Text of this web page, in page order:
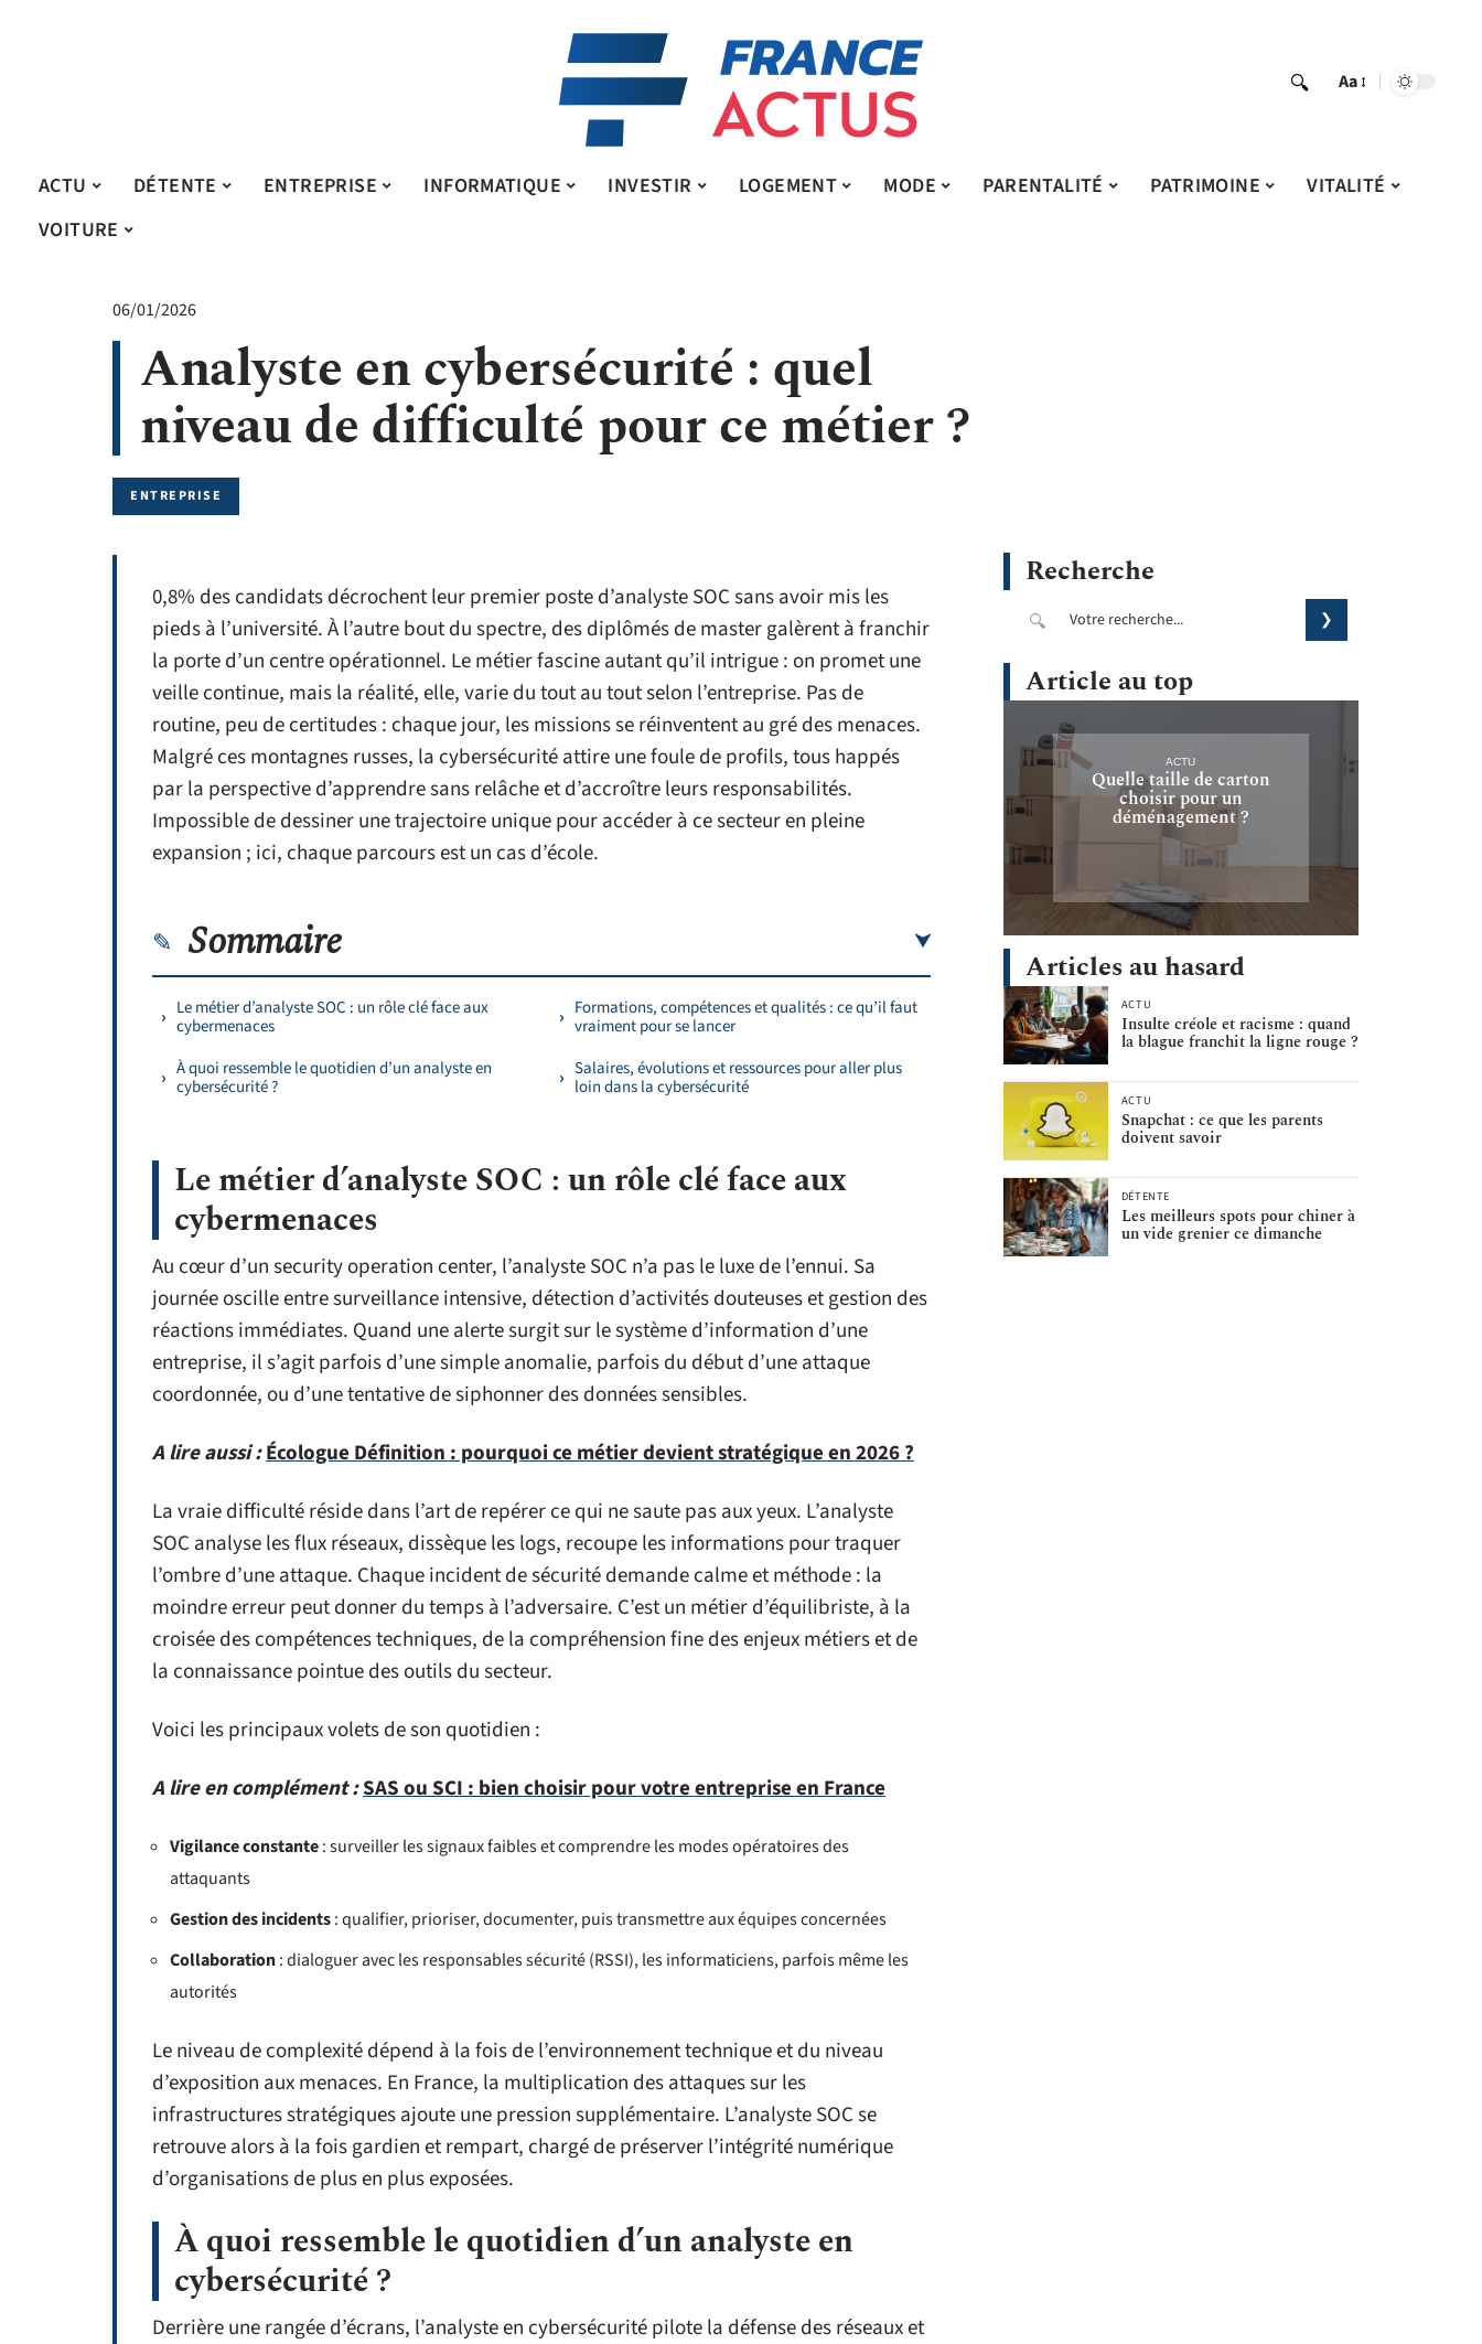
Aa
ACTU DÉTENTE ENTREPRISE INFORMATIQUE INVESTIR LOGEMENT MODE PARENTALITÉ PATRIMOINE
VITALITÉ
VOITURE
06/01/2026
Analyste en cybersécurité : quel
niveau de difficulté pour ce métier ?
ENTREPRISE
0,8% des candidats décrochent leur premier poste d’analyste SOC sans avoir mis les
pieds à l’université. À l’autre bout du spectre, des diplômés de master galèrent à franchir
la porte d’un centre opérationnel. Le métier fascine autant qu’il intrigue : on promet une
veille continue, mais la réalité, elle, varie du tout au tout selon l’entreprise. Pas de
routine, peu de certitudes : chaque jour, les missions se réinventent au gré des menaces.
Malgré ces montagnes russes, la cybersécurité attire une foule de profils, tous happés
par la perspective d’apprendre sans relâche et d’accroître leurs responsabilités.
Impossible de dessiner une trajectoire unique pour accéder à ce secteur en pleine
expansion ; ici, chaque parcours est un cas d’école.
Sommaire
Le métier d’analyste SOC : un rôle clé face aux
cybermenaces
À quoi ressemble le quotidien d’un analyste en
cybersécurité ?
Formations, compétences et qualités : ce qu’il faut
vraiment pour se lancer
Salaires, évolutions et ressources pour aller plus
loin dans la cybersécurité
Le métier d’analyste SOC : un rôle clé face aux
cybermenaces
Au cœur d’un security operation center, l’analyste SOC n’a pas le luxe de l’ennui. Sa
journée oscille entre surveillance intensive, détection d’activités douteuses et gestion des
réactions immédiates. Quand une alerte surgit sur le système d’information d’une
entreprise, il s’agit parfois d’une simple anomalie, parfois du début d’une attaque
coordonnée, ou d’une tentative de siphonner des données sensibles.
A lire aussi :Écologue Définition : pourquoi ce métier devient stratégique en 2026 ?
La vraie difficulté réside dans l’art de repérer ce qui ne saute pas aux yeux. L’analyste
SOC analyse les flux réseaux, dissèque les logs, recoupe les informations pour traquer
l’ombre d’une attaque. Chaque incident de sécurité demande calme et méthode : la
moindre erreur peut donner du temps à l’adversaire. C’est un métier d’équilibriste, à la
croisée des compétences techniques, de la compréhension fine des enjeux métiers et de
la connaissance pointue des outils du secteur.
Voici les principaux volets de son quotidien :
A lire en complément :SAS ou SCI : bien choisir pour votre entreprise en France
Vigilance constante: surveiller les signaux faibles et comprendre les modes opératoires des
attaquants
Gestion des incidents: qualifier, prioriser, documenter, puis transmettre aux équipes concernées
Collaboration: dialoguer avec les responsables sécurité (RSSI), les informaticiens, parfois même les
autorités
Le niveau de complexité dépend à la fois de l’environnement technique et du niveau
d’exposition aux menaces. En France, la multiplication des attaques sur les
infrastructures stratégiques ajoute une pression supplémentaire. L’analyste SOC se
retrouve alors à la fois gardien et rempart, chargé de préserver l’intégrité numérique
d’organisations de plus en plus exposées.
À quoi ressemble le quotidien d’un analyste en
cybersécurité ?
Derrière une rangée d’écrans, l’analyste en cybersécurité pilote la défense des réseaux et
Recherche
Article au top
ACTU
Quelle taille de carton
choisir pour un
déménagement ?
Articles au hasard
ACTU
Insulte créole et racisme : quand
la blague franchit la ligne rouge ?
ACTU
Snapchat : ce que les parents
doivent savoir
DÉTENTE
Les meilleurs spots pour chiner à
un vide grenier ce dimanche